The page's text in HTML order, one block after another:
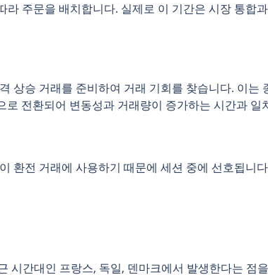
주문을 배치합니다. 실제로 이 기간은 시장 통합
상승 거래를 준비하여 거래 기회를 찾습니다. 이는
전환되어 변동성과 거래량이 증가하는 시간과 일
환전 거래에 사용하기 때문에 세션 중에 선호됩니
시간대인 프랑스, ​​독일, 덴마크에서 발생한다는 점